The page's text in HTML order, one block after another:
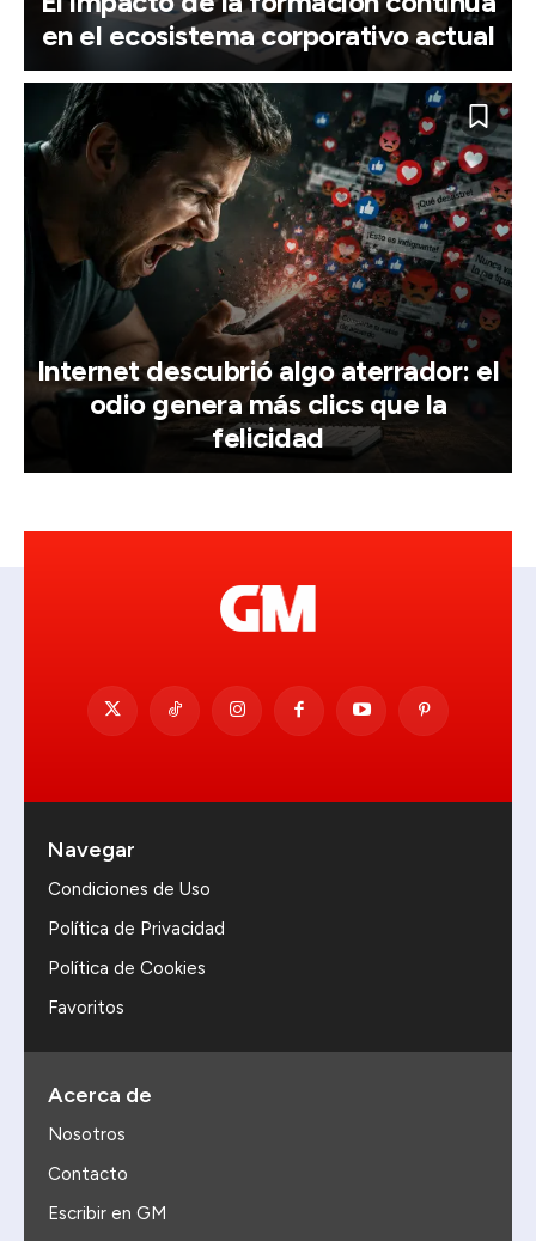
en el ecosistema corporativo actual
Internet descubrió algo aterrador: el
odio genera más clics que la
felicidad
Navegar
Condiciones de Uso
Política de Privacidad
Política de Cookies
Favoritos
Acerca de
Nosotros
Contacto
Escribir en GM